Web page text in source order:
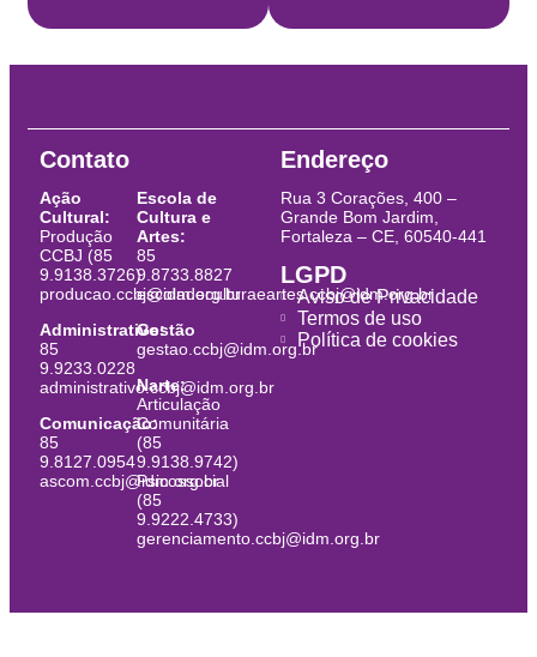
Contato
Ação
Cultural:
Produção
CCBJ (85
9.9138.3726)
producao.ccbj@idm.org.br
Administrativo:
85
9.9233.0228
administrativo.ccbj@idm.org.br
Comunicação:
85
9.8127.0954
ascom.ccbj@idm.org.br
Escola de
Cultura e
Artes:
85
9.8733.8827
escoladeculturaeartes.ccbj@idm.org.br
Gestão
gestao.ccbj@idm.org.br
Narte:
Articulação
Comunitária
(85
9.9138.9742)
Psicossocial
(85
9.9222.4733)
gerenciamento.ccbj@idm.org.br
Endereço
Rua 3 Corações, 400 –
Grande Bom Jardim,
Fortaleza – CE, 60540-441
LGPD
Aviso de Privacidade
Termos de uso
Política de cookies